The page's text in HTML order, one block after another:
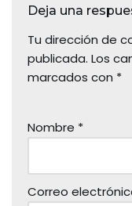
Deja una
Tu dirección de
publicada. Los
marcados con *
Nombre *
Correo